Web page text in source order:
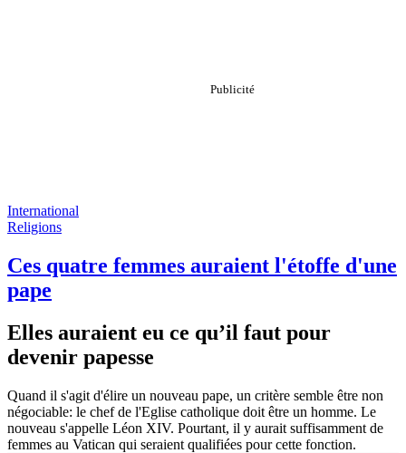
International
Religions
Ces quatre femmes auraient l'étoffe d'une
pape
Elles auraient eu ce qu’il faut pour
devenir papesse
Quand il s'agit d'élire un nouveau pape, un critère semble être non
négociable: le chef de l'Eglise catholique doit être un homme. Le
nouveau s'appelle Léon XIV. Pourtant, il y aurait suffisamment de
femmes au Vatican qui seraient qualifiées pour cette fonction.